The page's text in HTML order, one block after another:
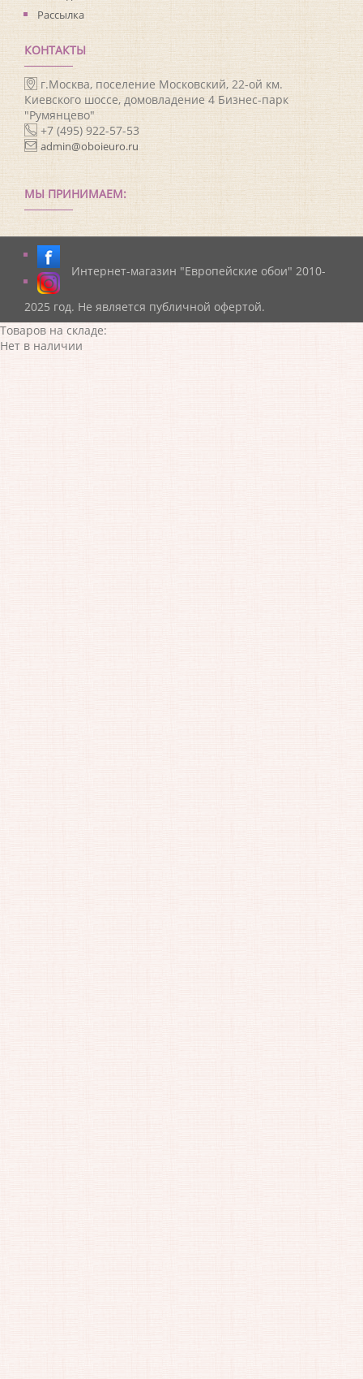
Рассылка
КОНТАКТЫ
г.Москва, поселение Московский, 22-ой км.
Киевского шоссе, домовладение 4 Бизнес-парк
"Румянцево"
+7 (495) 922-57-53
admin@oboieuro.ru
МЫ ПРИНИМАЕМ:
Интернет-магазин "Европейские обои" 2010-
2025 год. Не является публичной офертой.
Товаров на складе:
Нет в наличии